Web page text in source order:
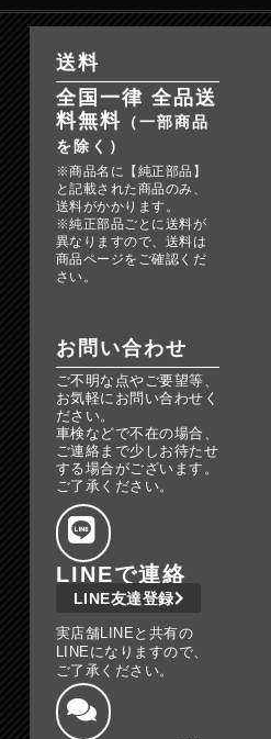
送料
全国一律 全品送
料無料 （一部商品
を除く）
※商品名に【純正部品】
と記載された商品のみ、
送料がかかります。
※純正部品ごとに送料が
異なりますので、送料は
商品ページをご確認くだ
さい。
お問い合わせ
ご不明な点やご要望等、
お気軽にお問い合わせく
ださい。
車検などで不在の場合、
ご連絡まで少しお待たせ
する場合がございます。
ご了承ください。
LINEで連絡
LINE友達登録
実店舗LINEと共有の
LINEになりますので、
ご了承ください。